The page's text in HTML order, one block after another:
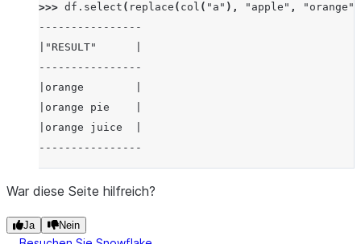
>>> df . select ( replace ( col ( "a" ), "apple" , "orange"
----------------
|"RESULT"      |
----------------
|orange        |
|orange pie    |
|orange juice  |
----------------
War diese Seite hilfreich?
Ja Nein